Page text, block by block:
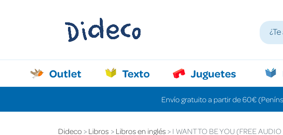
Outlet Texto Juguetes
Envío gratuito a partir de 60€
Dideco Libros Libros en inglés I WANT TO BE YOU (FREE